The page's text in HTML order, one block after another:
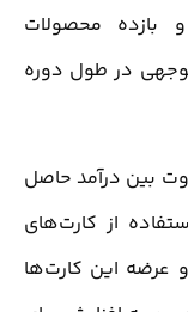
بازده محصولات
در طول دوره
بین درآمد حاصل
از کارت‌های
عرضه این کارت‌ها